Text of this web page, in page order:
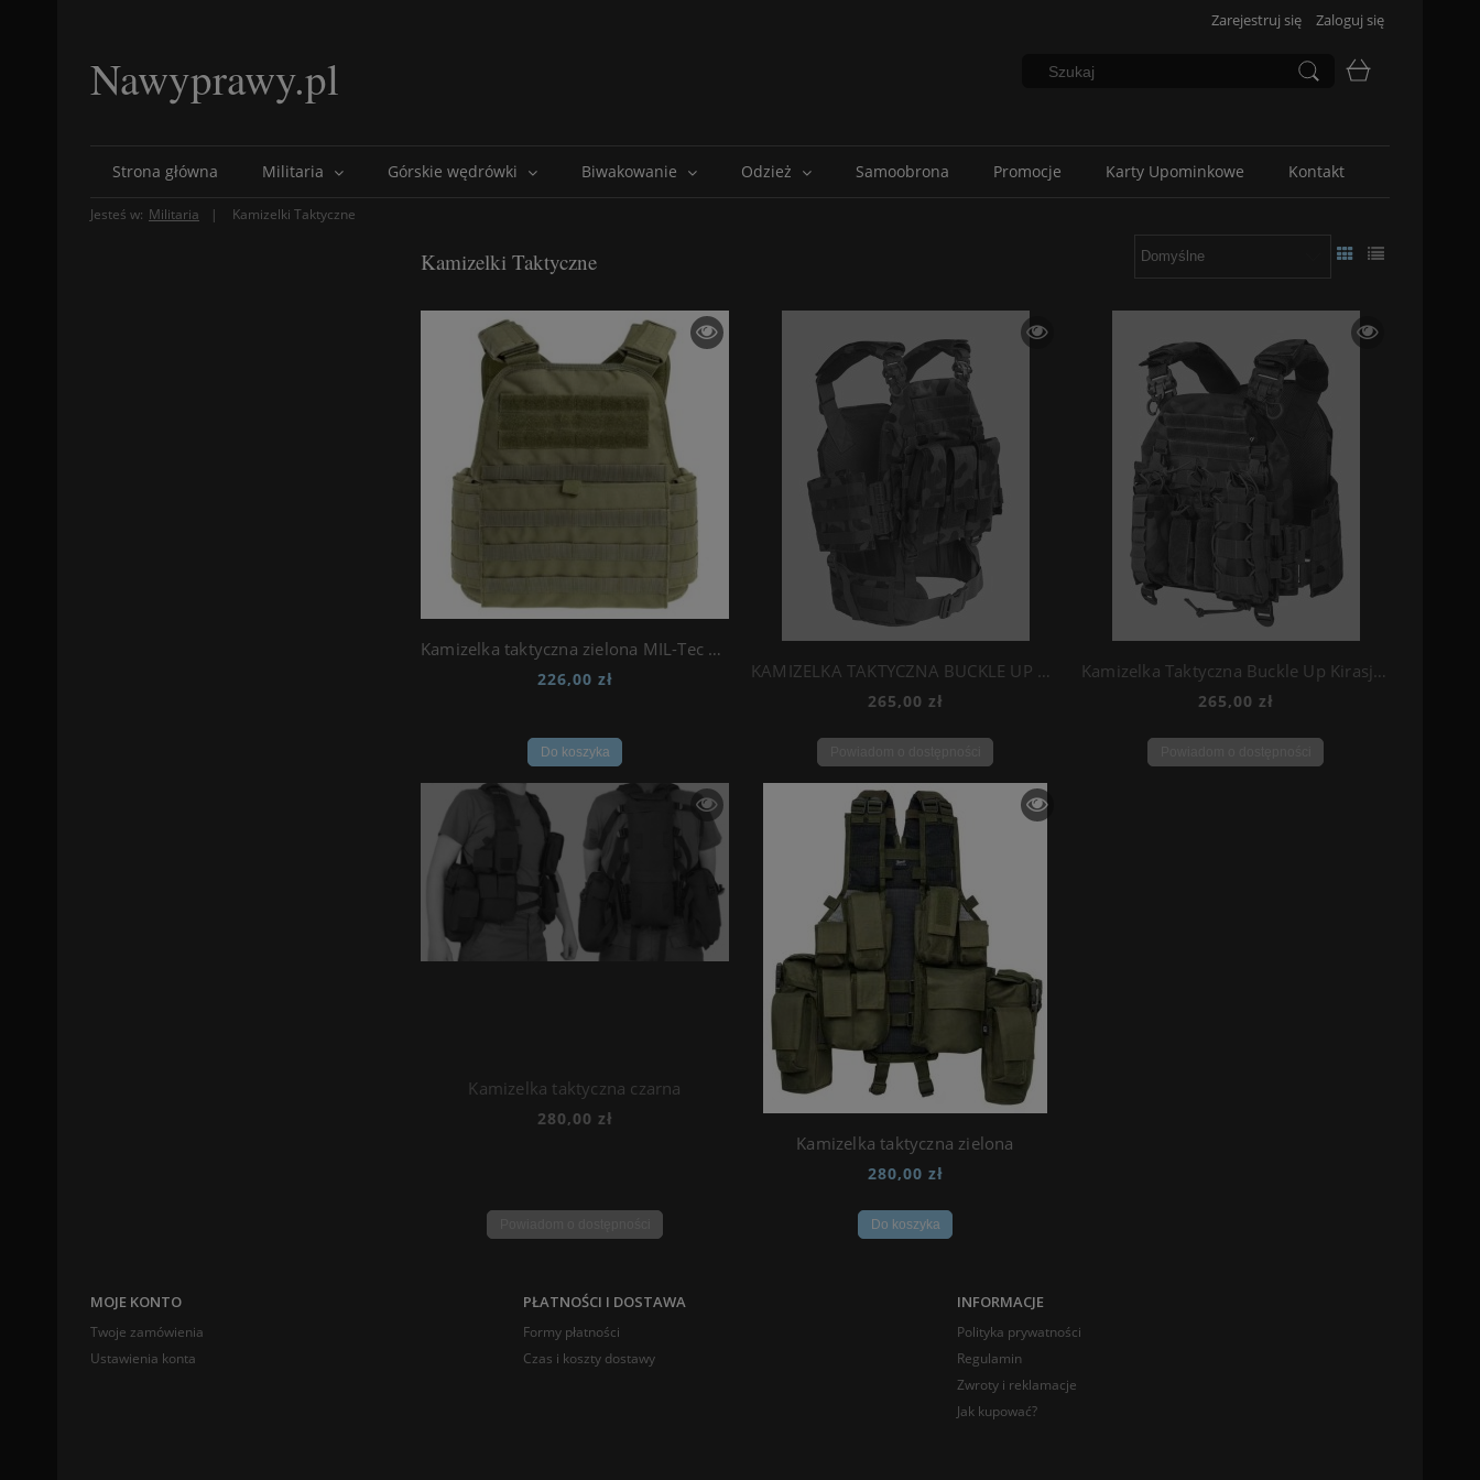
Zarejestruj się Zaloguj się
Nawyprawy.pl
Strona główna Militaria Górskie wędrówki Biwakowanie Odzież Samoobrona Promocje Karty Upominkowe Kontakt
Jesteś w: Militaria Kamizelki Taktyczne
Kamizelki Taktyczne
Kamizelka taktyczna zielona MIL-Tec Olive
226,00 zł
Do koszyka
KAMIZELKA TAKTYCZNA BUCKLE UP KIRASJER SET ŁADOWNICE Beryl/Grot wz.93
265,00 zł
Kamizelka Taktyczna Buckle Up Kirasjer WZ93
265,00 zł
Kamizelka taktyczna czarna
280,00 zł
Kamizelka taktyczna zielona
280,00 zł
Do koszyka
MOJE KONTO
Twoje zamówienia
Ustawienia konta
PŁATNOŚCI I DOSTAWA
Formy płatności
Czas i koszty dostawy
INFORMACJE
Polityka prywatności
Regulamin
Zwroty i reklamacje
Jak kupować?